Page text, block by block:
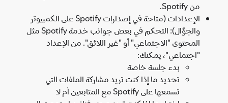
الإعدادات (متاحة في إصدارات Spotify على الكمبيوتر
والجوَّال): التحكم في بعض جوانب خدمة Spotify مثل
المحتوى "الاجتماعي" أو "غير اللائق". من الإعداد
"اجتماعي"، يمكنك:
بدء جلسة خاصة
تحديد ما إذا كنت تريد مشاركة الملفات التي
تسمعها على Spotify مع المتابعين أم لا